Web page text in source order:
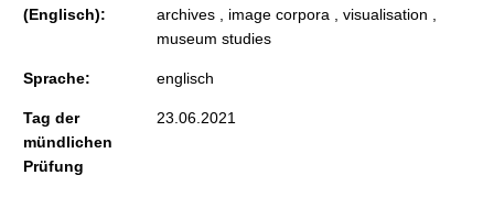
(Englisch):
archives , image corpora , visualisation ,
museum studies
Sprache: englisch
Tag der
mündlichen
Prüfung
23.06.2021